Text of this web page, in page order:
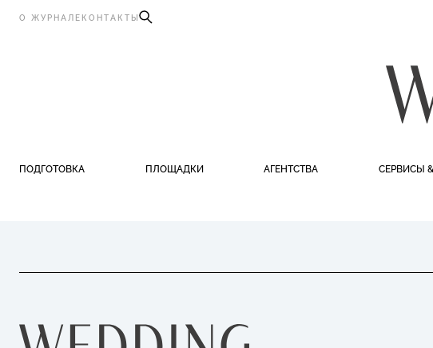
О ЖУРНАЛЕ КОНТАКТЫ
ПОДГОТОВКА ПЛОЩАДКИ АГЕНТСТВА СЕРВИСЫ